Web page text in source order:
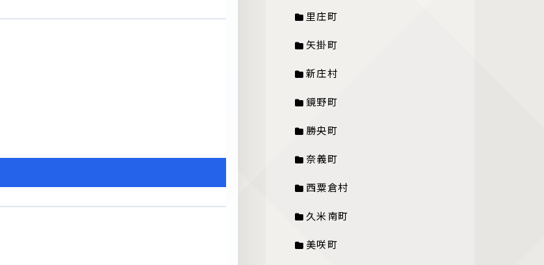
里庄町
矢掛町
新庄村
鏡野町
勝央町
奈義町
西粟倉村
久米南町
美咲町